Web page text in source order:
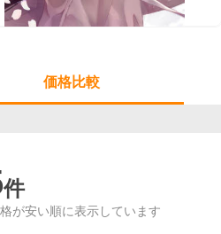
価格比較
件
が安い順に表示しています